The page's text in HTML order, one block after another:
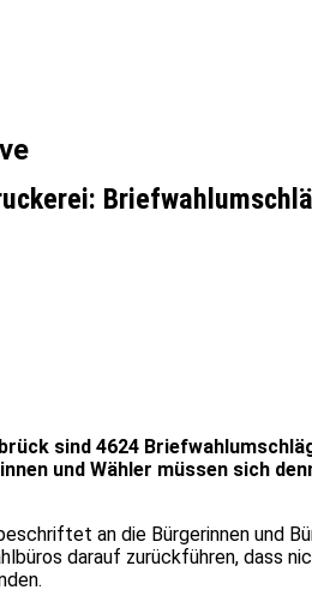
sind 4624
und Wähler müssen sich
an die Bürgerinnen und
darauf zurückführen, dass